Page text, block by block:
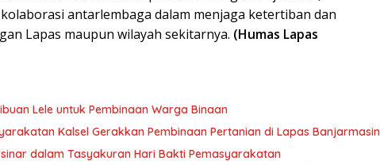
antarlembaga dalam menjaga ketertiban dan
Lapas maupun wilayah sekitarnya. (Humas Lapas
Lele untuk Pembinaan Warga Binaan
Kalsel Gerakkan Pembinaan Pertanian di Lapas Banjarmasin
dalam Tasyakuran Hari Bakti Pemasyarakatan